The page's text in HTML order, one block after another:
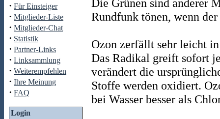
· Für Einsteiger
· Mitglieder-Liste
· Mitglieder-Chat
· Statistik
· Partner-Links
· Linksammlung
· Weiterempfehlen
· Ihre Meinung
· FAQ
Login
Die Grünen sind anderer
Rundfunk tönen, wenn
Ozon zerfällt sehr leicht
Das Radikal greift sofort
verändert die
Stoffe werden oxidiert.
bei Wasser besser als